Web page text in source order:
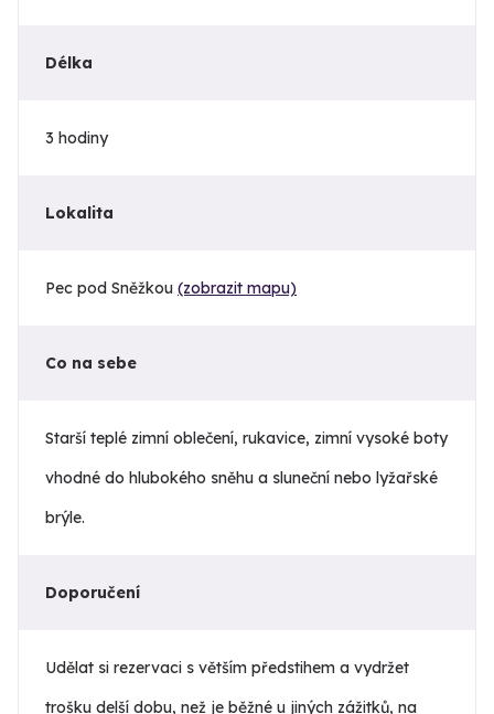
Délka
3 hodiny
Lokalita
Pec pod Sněžkou (zobrazit mapu)
Co na sebe
Starší teplé zimní oblečení, rukavice, zimní vysoké boty
vhodné do hlubokého sněhu a sluneční nebo lyžařské
brýle.
Doporučení
Udělat si rezervaci s větším předstihem a vydržet
trošku delší dobu, než je běžné u jiných zážitků, na